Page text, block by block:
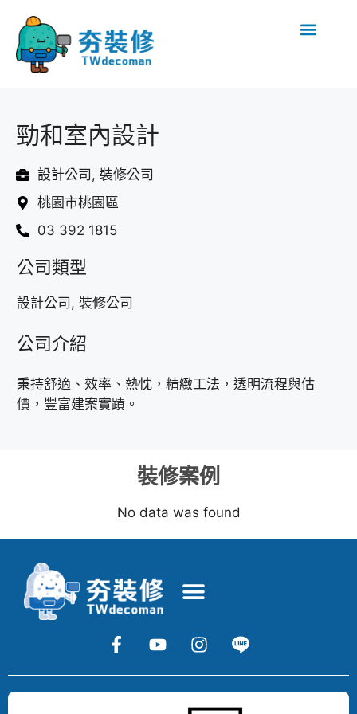
勁和室內設計
設計公司, 裝修公司
桃園市桃園區
03 392 1815
公司類型
設計公司, 裝修公司
公司介紹
秉持舒適、效率、熱忱，精緻工法，透明流程與估
價，豐富建案實蹟。
裝修案例
No data was found
Copyright